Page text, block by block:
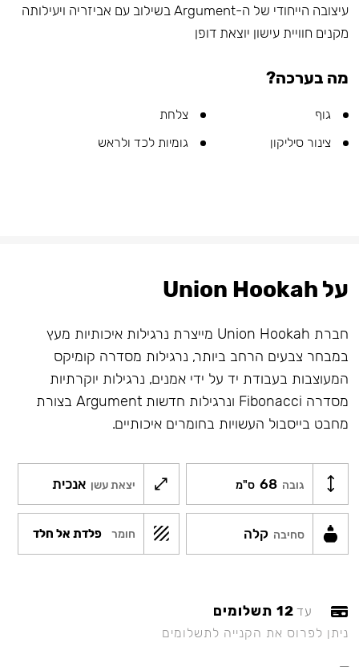
עיצובה הייחודי של ה-Argument בשילוב עם אביזריה ויעילותה
מקנים חוויית עישון יוצאת דופן
מה בערכה?
גוף
צלחת
צינור סיליקון
גומיות לכד ולראש
על Union Hookah
חברת Union Hookah מייצרת נרגילות איכותיות מעץ
במבחר צבעים הרחב ביותר, נרגילות מסדרה קומיקס
המעוצבות בעבודת יד על ידי אמנים, נרגילות יוקרתיות
מסדרה Fibonacci ונרגילות חדשות Argument בצורת
מחבט בייסבול העשויות בחומרים איכותיים.
גובה 68 ס"מ יצאת עשן אנכית
סחיבה קלה חומר פלדת אל חלד
עד 12 תשלומים
ניתן לפרוס את הקנייה לתשלומים